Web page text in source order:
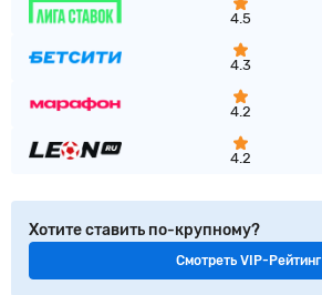
4.5
4.3
4.2
4.2
Хотите ставить по-крупному?
Смотреть VIP-Рейтинг